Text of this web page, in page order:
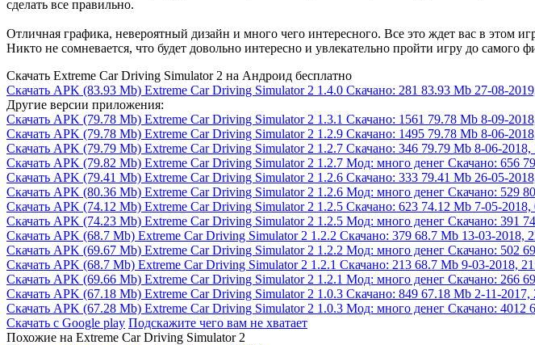
сделать все правильно.
Отличная графика, невероятный дизайн и много чего интересного. Все это ждет вас в этом
Никто не сомневается, что будет довольно интересно и увлекательно пройти игру до самого
Скачать Extreme Car Driving Simulator 2 на Андроид бесплатно
Скачать APK (83.93 Mb) Extreme Car Driving Simulator 2 1.4.0 Скачано: 281 83.93 Mb 27-08-
Другие версии приложения:
Скачать APK (79.78 Mb) Extreme Car Driving Simulator 2 1.3.1 Скачано: 1561 79.78 Mb 8-09-
Скачать APK (79.78 Mb) Extreme Car Driving Simulator 2 1.2.9 Скачано: 1495 79.78 Mb 8-06-
Скачать APK (79.79 Mb) Extreme Car Driving Simulator 2 1.2.7 Скачано: 346 79.79 Mb 8-06-2018,
Скачать APK (79.82 Mb) Extreme Car Driving Simulator 2 1.2.7 Мод: много денег Скачано: 656
Скачать APK (79.41 Mb) Extreme Car Driving Simulator 2 1.2.6 Скачано: 333 79.41 Mb 26-05-
Скачать APK (80.36 Mb) Extreme Car Driving Simulator 2 1.2.6 Мод: много денег Скачано: 529
Скачать APK (74.12 Mb) Extreme Car Driving Simulator 2 1.2.5 Скачано: 623 74.12 Mb 7-05-2018,
Скачать APK (74.23 Mb) Extreme Car Driving Simulator 2 1.2.5 Мод: много денег Скачано: 391
Скачать APK (68.7 Mb) Extreme Car Driving Simulator 2 1.2.2 Скачано: 379 68.7 Mb 13-03-2018,
Скачать APK (69.67 Mb) Extreme Car Driving Simulator 2 1.2.2 Мод: много денег Скачано: 502
Скачать APK (68.7 Mb) Extreme Car Driving Simulator 2 1.2.1 Скачано: 213 68.7 Mb 9-03-2018,
Скачать APK (69.66 Mb) Extreme Car Driving Simulator 2 1.2.1 Мод: много денег Скачано: 266
Скачать APK (67.18 Mb) Extreme Car Driving Simulator 2 1.0.3 Скачано: 849 67.18 Mb 2-11-2017,
Скачать APK (67.28 Mb) Extreme Car Driving Simulator 2 1.0.3 Мод: много денег Скачано: 4012
Скачать с Google play Подскажите чего вам не хватает
Похожие на Extreme Car Driving Simulator 2